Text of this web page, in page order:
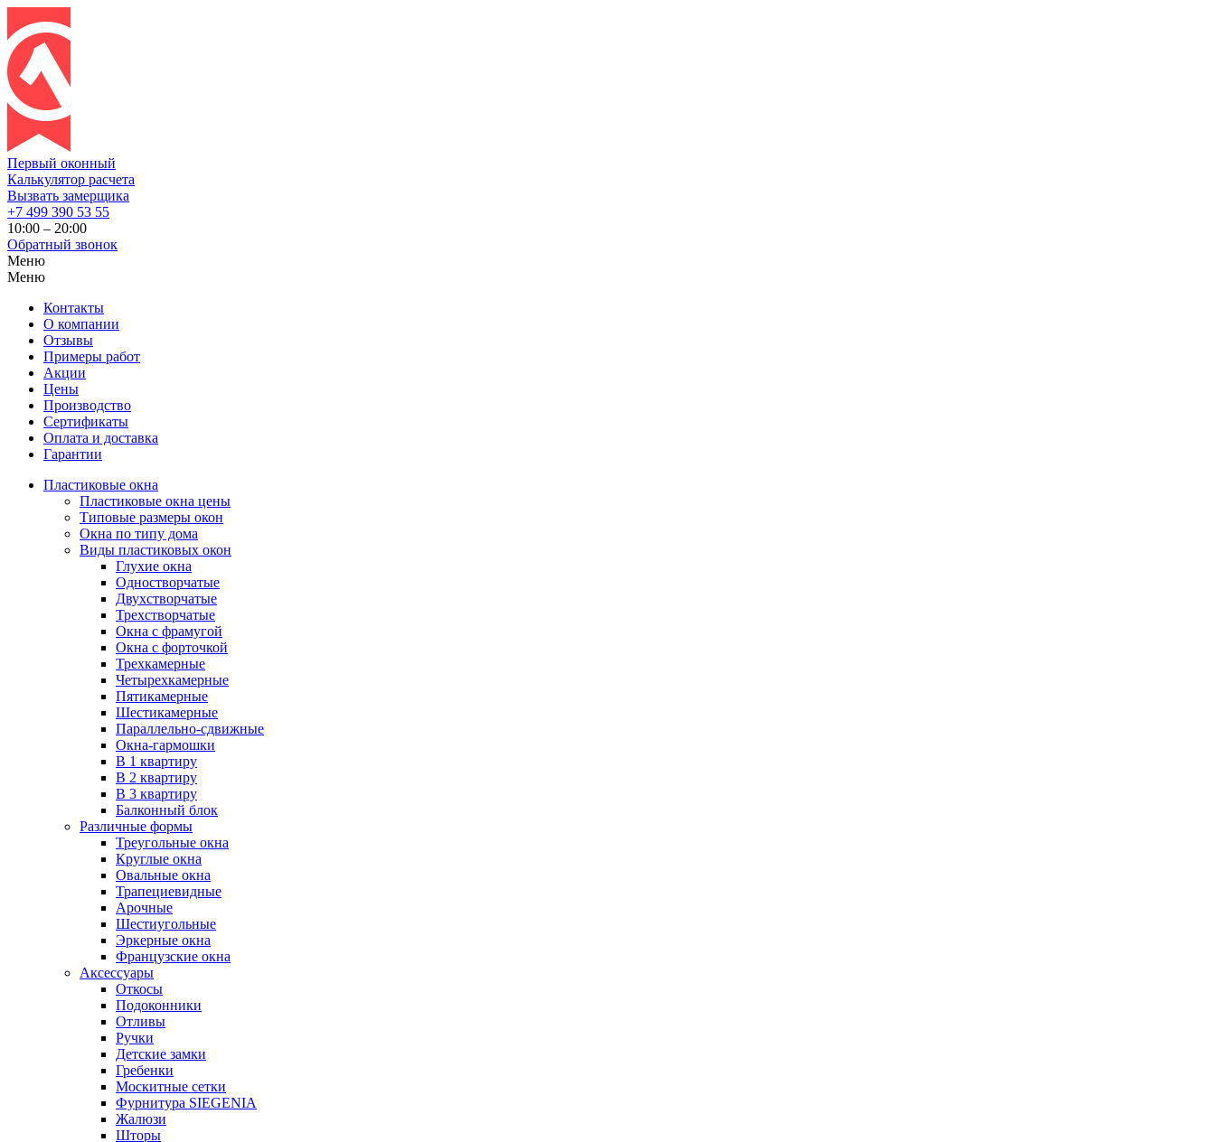
Первый оконный
Калькулятор расчета
Вызвать замерщика
+7 499 390 53 55
10:00 – 20:00
Обратный звонок
Меню
Меню
Контакты
О компании
Отзывы
Примеры работ
Акции
Цены
Производство
Сертификаты
Оплата и доставка
Гарантии
Пластиковые окна
Пластиковые окна цены
Типовые размеры окон
Окна по типу дома
Виды пластиковых окон
Глухие окна
Одностворчатые
Двухстворчатые
Трехстворчатые
Окна с фрамугой
Окна с форточкой
Трехкамерные
Четырехкамерные
Пятикамерные
Шестикамерные
Параллельно-сдвижные
Окна-гармошки
В 1 квартиру
В 2 квартиру
В 3 квартиру
Балконный блок
Различные формы
Треугольные окна
Круглые окна
Овальные окна
Трапециевидные
Арочные
Шестиугольные
Эркерные окна
Французские окна
Аксессуары
Откосы
Подоконники
Отливы
Ручки
Детские замки
Гребенки
Москитные сетки
Фурнитура SIEGENIA
Жалюзи
Шторы